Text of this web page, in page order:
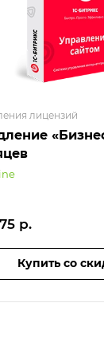
лицензий
р.
Купить со